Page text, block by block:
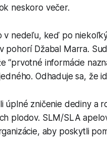
neskoro večer.
v nedeľu, keď po
pohorí Džabal Marra.
“prvotné informácie
Odhaduje sa, že
úplné zničenie dediny a
plodov. SLM/SLA
aby poskytli